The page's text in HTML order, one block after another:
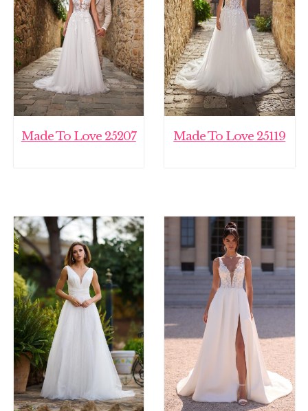
Made To Love 25207 Made To Love 25119